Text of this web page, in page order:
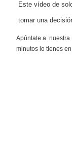
Este vídeo de
tomar una
Apúntate a nuestra
minutos lo tienes en